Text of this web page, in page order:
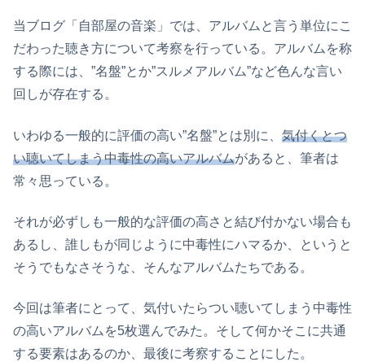
当ブログ「自部屋の音楽」では、アルバムと言う単位にこ
だわった聴き方について考察を行っている。アルバムを称
する際には、”名盤”とか”スルメアルバム”など色んな言い
回しが存在する。
いわゆる一般的に評価の高い”名盤”とは別に、 気付くとつ
い聴いてしまう中毒性の高いアルバムがあると、筆者は
常々思っている。
それが必ずしも一般的な評価の高さと結び付かない場合も
あるし、誰しもが同じように中毒性にハマるか、というと
そうでもなさそうな、そんなアルバムたちである。
今回は筆者にとって、気付いたらつい聴いてしまう中毒性
の高いアルバムを5枚選んでみた。そして何かそこに共通
する要素はあるのか、最後に考察することにした。